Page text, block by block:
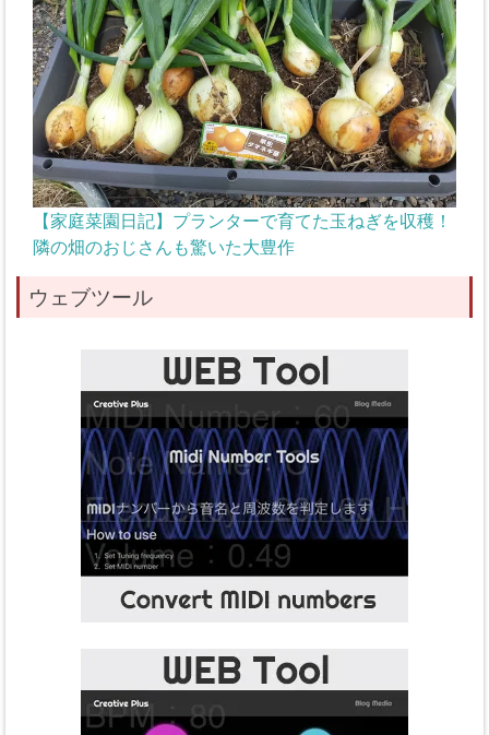
【家庭菜園日記】プランターで育てた玉ねぎを収穫！
隣の畑のおじさんも驚いた大豊作
ウェブツール